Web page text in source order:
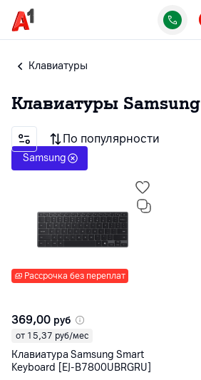
Клавиатуры
Клавиатуры Samsung
По популярности
Samsung
Рассрочка без переплат
369,00 руб
от 15,37 руб/мес
Клавиатура Samsung Smart
Keyboard [EJ-B7800UBRGRU]